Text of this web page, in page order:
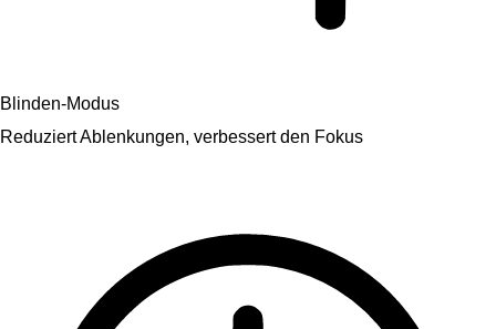
Blinden-Modus
Reduziert Ablenkungen, verbessert den Fokus